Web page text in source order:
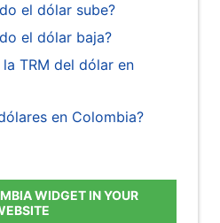
el dólar sube?
el dólar baja?
TRM del dólar en
en Colombia?
WIDGET IN YOUR